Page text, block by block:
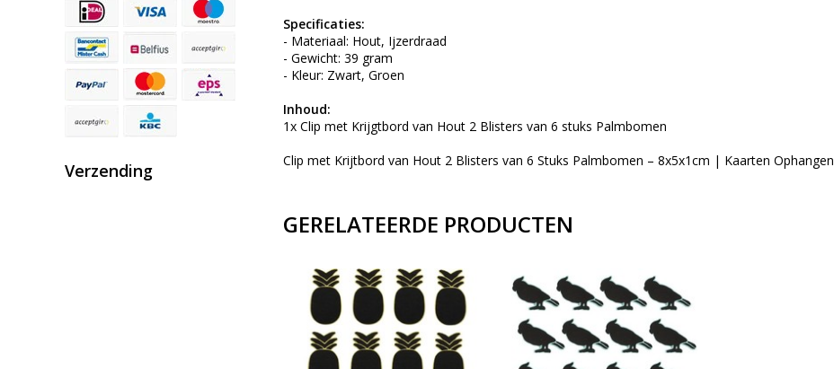
Verzending
Specificaties:
- Materiaal: Hout, Ijzerdraad
- Gewicht: 39 gram
- Kleur: Zwart, Groen
Inhoud:
1x Clip met Krijgtbord van Hout 2 Blisters van 6 stuks Palmbomen
Clip met Krijtbord van Hout 2 Blisters van 6 Stuks Palmbomen – 8x5x1cm | Kaarten Ophangen
GERELATEERDE PRODUCTEN